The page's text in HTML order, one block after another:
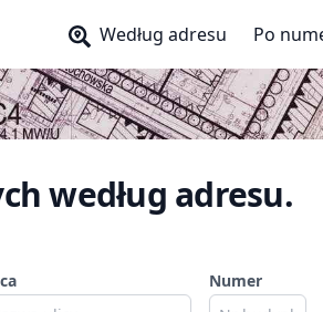
Według adresu Po
według adresu.
Numer